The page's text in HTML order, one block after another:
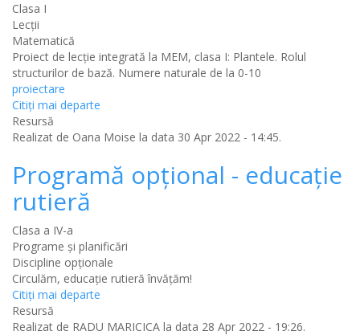
Clasa I
Lecții
Matematică
Proiect de lecție integrată la MEM, clasa I: Plantele. Rolul
structurilor de bază. Numere naturale de la 0-10
proiectare
Citiţi mai departe
Resursă
Realizat de Oana Moise la data 30 Apr 2022 - 14:45.
Programă opțional - educație
rutieră
Clasa a IV-a
Programe și planificări
Discipline opţionale
Circulăm, educație rutieră învățăm!
Citiţi mai departe
Resursă
Realizat de RADU MARICICA la data 28 Apr 2022 - 19:26.